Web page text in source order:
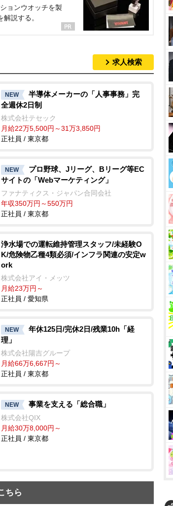
ョンウオッチを製
説する。
求人検索
NEW
半導体メーカーの「人事事務」完
全週休2日制
株式会社テセック
月給22万5,500円～31万3,850円
正社員 / 東京都
NEW
プロ野球、Jリーグ、Bリーグ等EC
サイトの「Webマーケティング」
ファナティクス・ジャパン合同会社
年収350万円～550万円
正社員 / 東京都
浄水場での運転維持管理スタッフ/未経験O
K/危険物乙種4類必須/インフラ関連の安定w
ork
株式会社アイ・メッツ
月給23万円～
正社員 / 愛知県
NEW
年休125日/完休2日/残業10h「経
理」
株式会社陽吉グループ
月給66万6,667円～
正社員 / 東京都
NEW 事業を支える「総合職」
株式会社QIX
月給30万8,000円～
正社員 / 東京都
ちら